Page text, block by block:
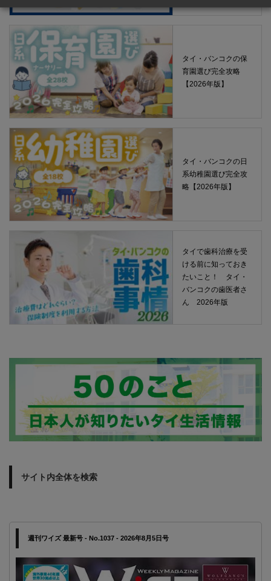
タイ・バンコクの保
育園選び完全攻略
【2026年版】
タイ・バンコクの日
系幼稚園選び完全攻
略【2026年版】
タイで歯科治療を受
ける前に知っておき
たいこと！ タイ・
バンコクの歯医者さ
ん 2026年版
サイト内全体を検索
週刊ワイズ 最新号 - No.1037 - 2026年8月5日号